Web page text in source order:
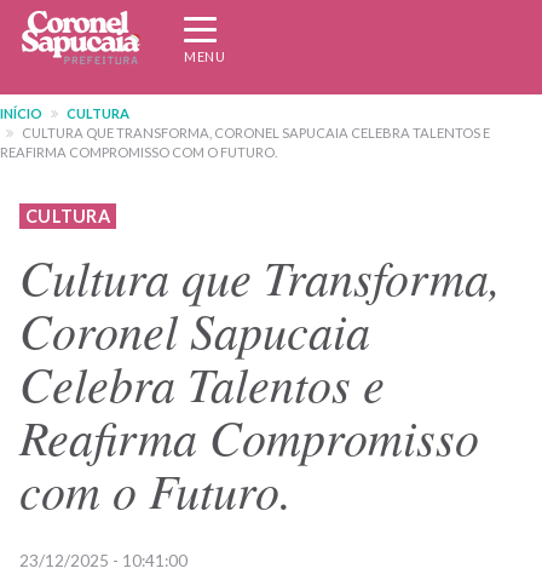
Pular
para
conteúdo
principal
Expandir/recolher
navegação
MENU
INÍCIO
CULTURA
CULTURA QUE TRANSFORMA, CORONEL SAPUCAIA CELEBRA TALENTOS E
REAFIRMA COMPROMISSO COM O FUTURO.
CULTURA
Cultura que Transforma,
Coronel Sapucaia
Celebra Talentos e
Reafirma Compromisso
com o Futuro.
23/12/2025 - 10:41:00